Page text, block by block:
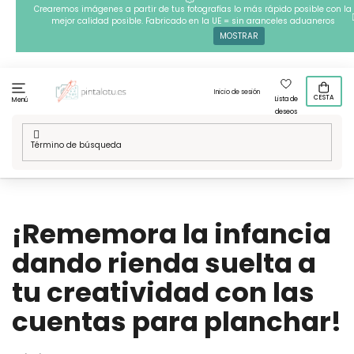
contenido
Crearemos imágenes a partir de tus fotografías lo más rápido posible con la
mejor calidad posible. Fabricado en la UE = sin aranceles aduaneros
MOSTRAR
Menú
Inicio de sesión
Lista de
deseos
CESTA
Inicio
Blog / ¡Rememora la infancia dando rienda suelta a tu
¡Rememora la infancia
dando rienda suelta a
tu creatividad con las
cuentas para planchar!